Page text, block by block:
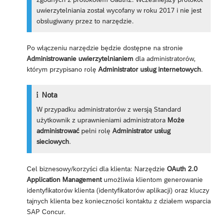
uwierzytelniania został wycofany w roku 2017 i nie jest
obsługiwany przez to narzędzie.
Po włączeniu narzędzie będzie dostępne na stronie
Administrowanie uwierzytelnianiem dla administratorów,
którym przypisano rolę Administrator usług internetowych.
Nota
W przypadku administratorów z wersją Standard
użytkownik z uprawnieniami administratora Może
administrować pełni rolęAdministrator usług
sieciowych.
Cel biznesowy/korzyści dla klienta: Narzędzie OAuth 2.0
Application Managementumożliwia klientom generowanie
identyfikatorów klienta (identyfikatorów aplikacji) oraz kluczy
tajnych klienta bez konieczności kontaktu z działem wsparcia
SAP Concur.